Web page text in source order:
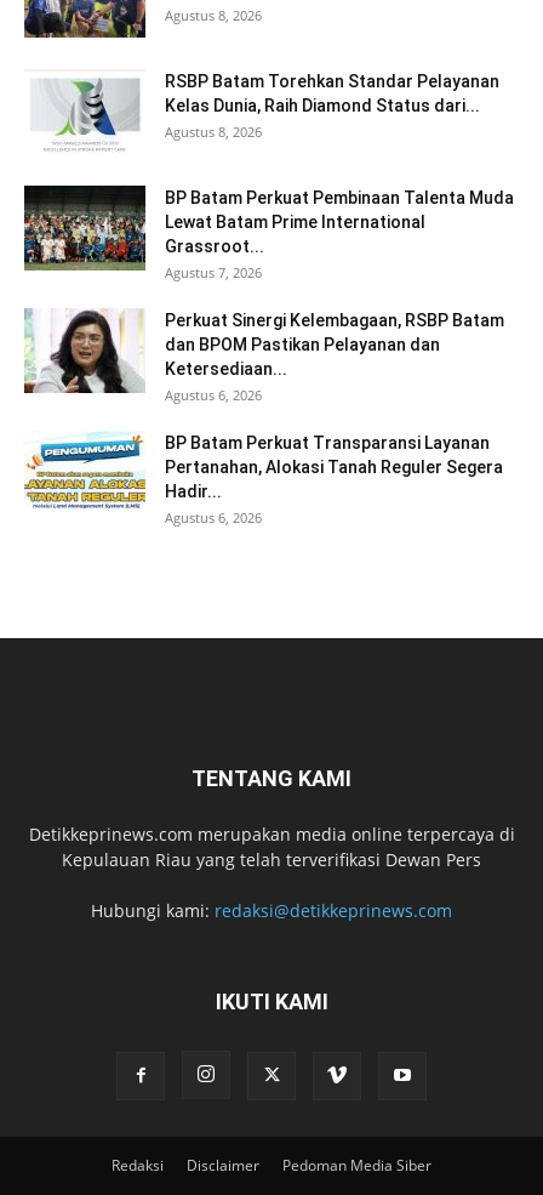
Agustus 8, 2026
RSBP Batam Torehkan Standar Pelayanan
Kelas Dunia, Raih Diamond Status dari...
Agustus 8, 2026
BP Batam Perkuat Pembinaan Talenta Muda
Lewat Batam Prime International
Grassroot...
Agustus 7, 2026
Perkuat Sinergi Kelembagaan, RSBP Batam
dan BPOM Pastikan Pelayanan dan
Ketersediaan...
Agustus 6, 2026
BP Batam Perkuat Transparansi Layanan
Pertanahan, Alokasi Tanah Reguler Segera
Hadir...
Agustus 6, 2026
TENTANG KAMI
Detikkeprinews.com merupakan media online terpercaya di
Kepulauan Riau yang telah terverifikasi Dewan Pers
Hubungi kami: redaksi@detikkeprinews.com
IKUTI KAMI
Redaksi Disclaimer Pedoman Media Siber